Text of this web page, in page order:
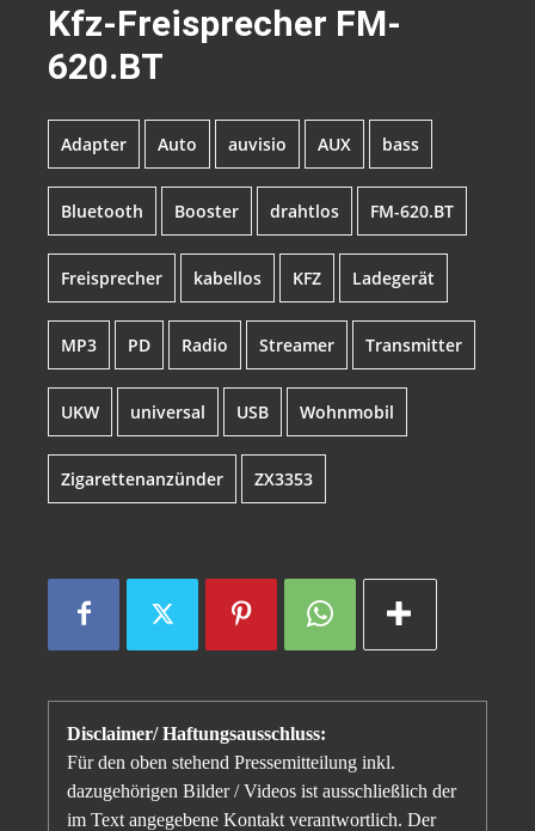
Kfz-Freisprecher FM-
620.BT
Adapter Auto auvisio AUX bass
Bluetooth Booster drahtlos FM-620.BT
Freisprecher kabellos KFZ Ladegerät
MP3 PD Radio Streamer Transmitter
UKW universal USB Wohnmobil
Zigarettenanzünder ZX3353
Disclaimer/ Haftungsausschluss:
Für den oben stehend Pressemitteilung inkl.
dazugehörigen Bilder / Videos ist ausschließlich der
im Text angegebene Kontakt verantwortlich. Der